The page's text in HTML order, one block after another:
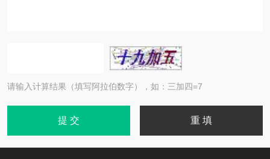
请输入计算结果（填写阿拉伯数字），如：三加四=7